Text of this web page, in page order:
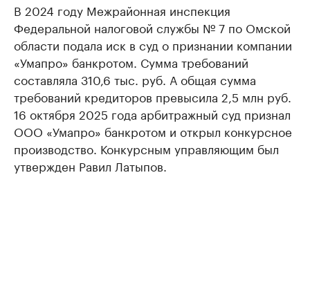
В 2024 году Межрайонная инспекция
Федеральной налоговой службы № 7 по Омской
области подала иск в суд о признании компании
«Умапро» банкротом. Сумма требований
составляла 310,6 тыс. руб. А общая сумма
требований кредиторов превысила 2,5 млн руб.
16 октября 2025 года арбитражный суд признал
ООО «Умапро» банкротом и открыл конкурсное
производство. Конкурсным управляющим был
утвержден Равил Латыпов.